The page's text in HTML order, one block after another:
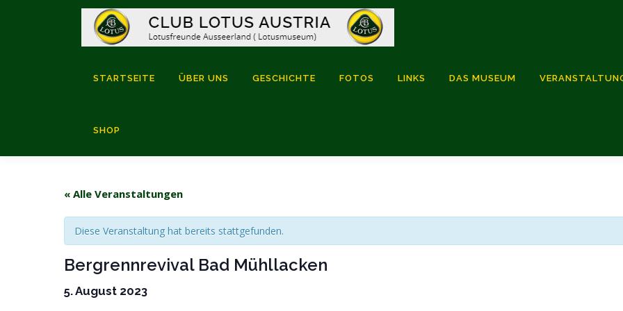
STARTSEITE ÜBER UNS GESCHICHTE FOTOS LINKS DAS MUSEUM
SHOP
« Alle Veranstaltungen
Diese Veranstaltung hat bereits stattgefunden.
Bergrennrevival Bad Mühllacken
5. August 2023